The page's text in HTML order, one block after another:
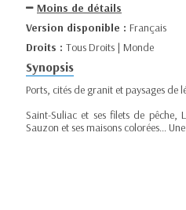
Moins de détails
Version disponible : Français
Droits : Tous Droits | Monde
Synopsis
Ports, cités de granit et paysages de
Saint-Suliac et ses filets de pêche,
Sauzon et ses maisons colorées…